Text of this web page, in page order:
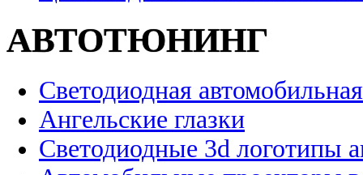
АВТОТЮНИНГ
Светодиодная
Ангельские глазки
Светодиодные 3d логотипы